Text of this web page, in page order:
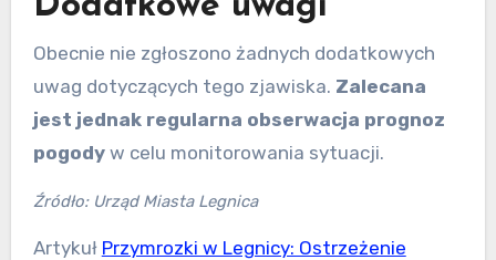
Obecnie nie zgłoszono żadnych dodatkowych
uwag dotyczących tego zjawiska. Zalecana
jest jednak regularna obserwacja prognoz
pogodyw celu monitorowania sytuacji.
Źródło: Urząd Miasta Legnica
Artykuł Przymrozki w Legnicy: Ostrzeżenie